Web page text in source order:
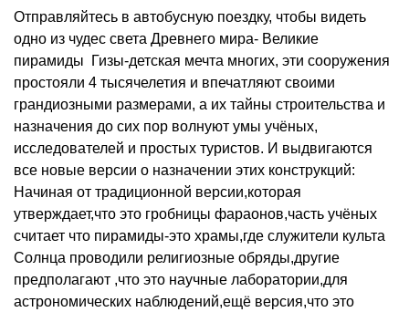
Отправляйтесь в автобусную поездку, чтобы видеть
одно из чудес света Древнего мира- Великие
пирамиды Гизы-детская мечта многих, эти сооружения
простояли 4 тысячелетия и впечатляют своими
грандиозными размерами, а их тайны строительства и
назначения до сих пор волнуют умы учёных,
исследователей и простых туристов. И выдвигаются
все новые версии о назначении этих конструкций:
Начиная от традиционной версии,которая
утверждает,что это гробницы фараонов,часть учёных
считает что пирамиды-это храмы,где служители культа
Солнца проводили религиозные обряды,другие
предполагают ,что это научные лаборатории,для
астрономических наблюдений,ещё версия,что это